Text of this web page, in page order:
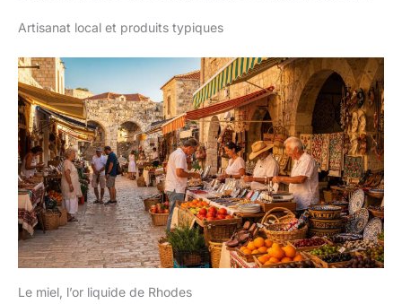
Artisanat local et produits typiques
Le miel, l’or liquide de Rhodes